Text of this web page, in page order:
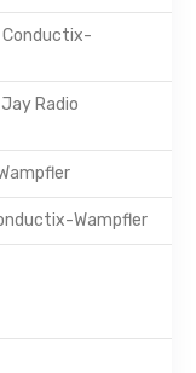
Conductix-
Radio
Wampfler